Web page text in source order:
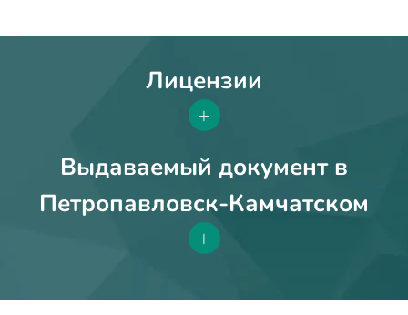
Лицензии
+
Выдаваемый документ в
Петропавловск-Камчатском
+